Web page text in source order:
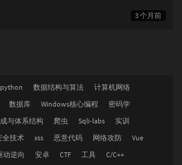
3 个月前
python 数据结构与算法
计算机网络
数据库 Windows核心编程
密码学
与体系结构 爬虫 Sqli-labs
实训
全技术 xss 恶意代码 网络攻防
Vue
动逆向 安卓 CTF 工具 C/C++